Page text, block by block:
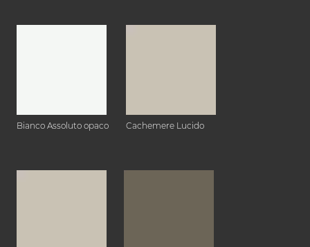
Bianco Assoluto opaco Cachemere Lucido